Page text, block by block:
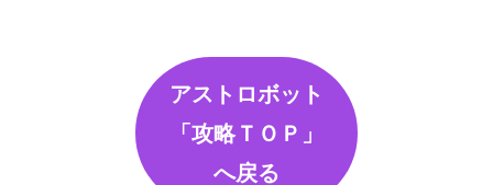
アストロボット
「攻略ＴＯＰ」
へ戻る